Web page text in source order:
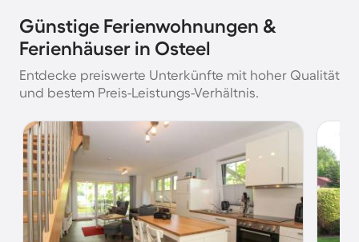
Günstige Ferienwohnungen &
Ferienhäuser in Osteel
Entdecke preiswerte Unterkünfte mit hoher Qualität
und bestem Preis-Leistungs-Verhältnis.